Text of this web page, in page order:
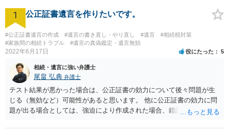
1 公正証書遺言を作りたいです。
#公正証書遺言の作成 #遺言の書き直し・やり直し #遺言
#相続税対策
#家族間の相続トラブル
#遺言の真偽鑑定・遺言無効
2022年6月17日 役にたった 5
相続・遺言に強い弁護士
尾畠 弘典 弁護士
テスト結果が悪かった場合は、公正証書の効力について後々問題が生
じる（無効など）可能性があると思います。 他に公正証書の効力に問
題が出る場合としては、強迫により作成された場合、錯誤（勘違い）
すが、弁護士に作成を依頼する場合は、１０～数十万円程度になるケ